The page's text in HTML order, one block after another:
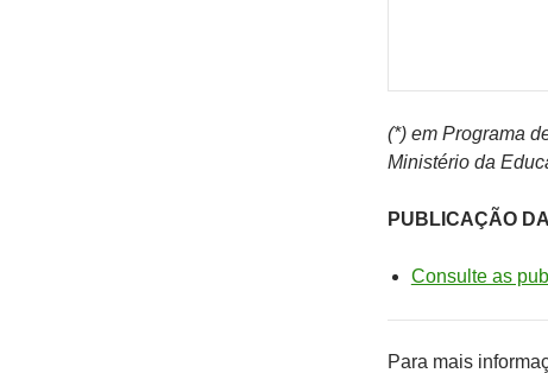
(*) em Programa
Ministério da
PUBLICAÇÃO
Consulte as
Para mais